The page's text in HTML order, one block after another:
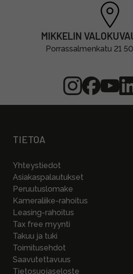
MIKKELIN
Porrassalmenkatu 21
TIETOA
Yhteystiedot
Asiakaspalautukset
Peruutuslomake
Kameraliike-rahoitus
Leasing-rahoitus
Tax free myynti
Takuu ja tuki
Toimitusehdot
Saavutettavuus
Tietosuojaseloste